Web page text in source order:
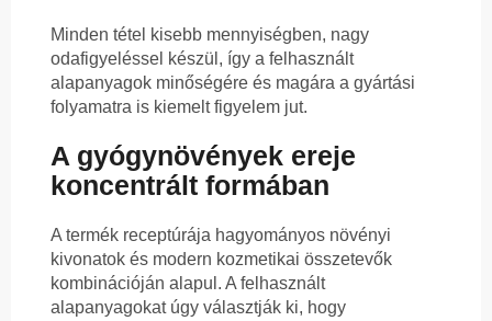
Minden tétel kisebb mennyiségben, nagy
odafigyeléssel készül, így a felhasznált
alapanyagok minőségére és magára a gyártási
folyamatra is kiemelt figyelem jut.
A gyógynövények ereje
koncentrált formában
A termék receptúrája hagyományos növényi
kivonatok és modern kozmetikai összetevők
kombinációján alapul. A felhasznált
alapanyagokat úgy választják ki, hogy